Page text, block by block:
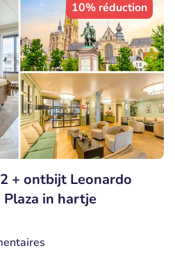
10% réduction
+ ontbijt Leonardo
in hartje